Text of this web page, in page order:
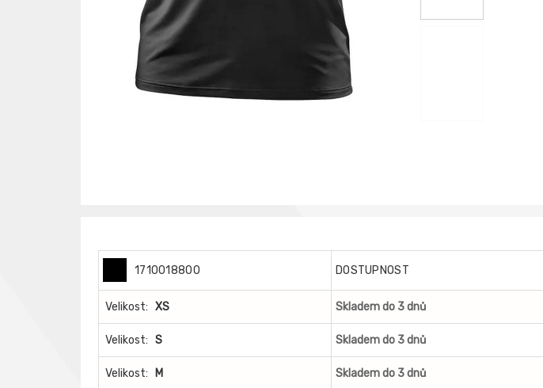
1710018800 DOSTUPNOST
Velikost: XS Skladem do 3 dnů
Velikost: S Skladem do 3 dnů
Velikost: M Skladem do 3 dnů